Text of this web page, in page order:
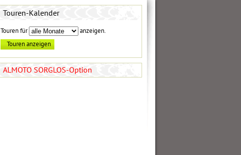
Touren-Kalender
Touren für anzeigen.
ALMOTO SORGLOS-Option